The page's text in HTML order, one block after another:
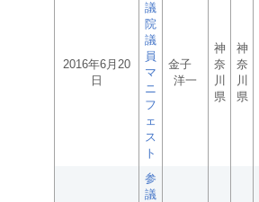
2016年6月20
日
議
院
議
員
マ
ニ
フ
ェ
ス
ト
金子
洋一
神
奈
川
県
神
奈
川
県
参
議